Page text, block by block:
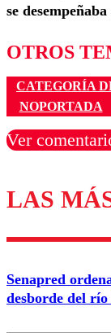
se
OTROS
CATEGORÍA
NOPORTADA
Ver
Los
Correo
LAS
Senapred
desborde del